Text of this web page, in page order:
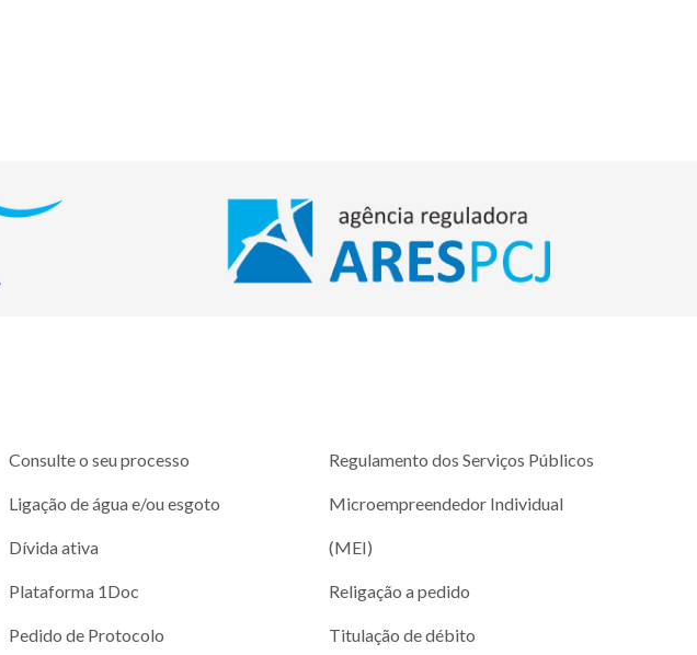
Consulte o seu processo
Ligação de água e/ou esgoto
Dívida ativa
Plataforma 1Doc
Pedido de Protocolo
Regulamento dos Serviços Públicos
Microempreendedor Individual
(MEI)
Religação a pedido
Titulação de débito